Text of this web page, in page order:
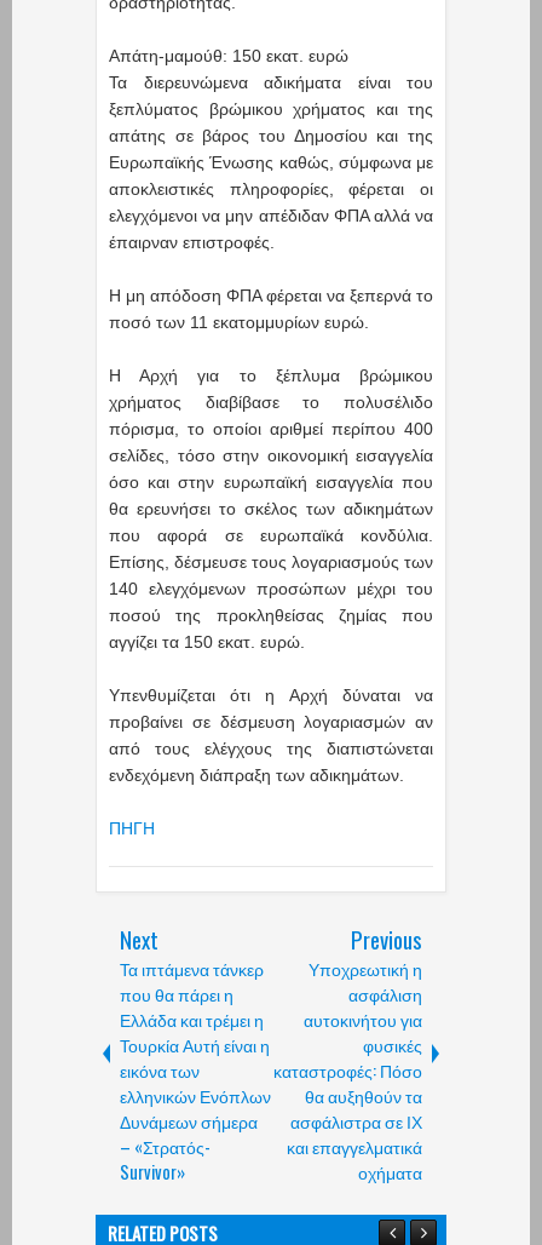
Απάτη-μαμούθ: 150 εκατ. ευρώ
Τα διερευνώμενα αδικήματα είναι του
ξεπλύματος βρώμικου χρήματος και της
απάτης σε βάρος του Δημοσίου και της
Ευρωπαϊκής Ένωσης καθώς, σύμφωνα με
αποκλειστικές πληροφορίες, φέρεται οι
ελεγχόμενοι να μην απέδιδαν ΦΠΑ αλλά να
έπαιρναν επιστροφές.
Η μη απόδοση ΦΠΑ φέρεται να ξεπερνά το
ποσό των 11 εκατομμυρίων ευρώ.
Η Αρχή για το ξέπλυμα βρώμικου
χρήματος διαβίβασε το πολυσέλιδο
πόρισμα, το οποίοι αριθμεί περίπου 400
σελίδες, τόσο στην οικονομική εισαγγελία
όσο και στην ευρωπαϊκή εισαγγελία που
θα ερευνήσει το σκέλος των αδικημάτων
που αφορά σε ευρωπαϊκά κονδύλια.
Επίσης, δέσμευσε τους λογαριασμούς των
140 ελεγχόμενων προσώπων μέχρι του
ποσού της προκληθείσας ζημίας που
αγγίζει τα 150 εκατ. ευρώ.
Υπενθυμίζεται ότι η Αρχή δύναται να
προβαίνει σε δέσμευση λογαριασμών αν
από τους ελέγχους της διαπιστώνεται
ενδεχόμενη διάπραξη των αδικημάτων.
ΠΗΓΗ
Next
Τα ιπτάμενα τάνκερ
που θα πάρει η
Ελλάδα και τρέμει η
Τουρκία Αυτή είναι η
εικόνα των
ελληνικών Ενόπλων
Δυνάμεων σήμερα
– «Στρατός-
Survivor»
Previous
Υποχρεωτική η
ασφάλιση
αυτοκινήτου για
φυσικές
καταστροφές: Πόσο
θα αυξηθούν τα
ασφάλιστρα σε ΙΧ
και επαγγελματικά
οχήματα
RELATED POSTS